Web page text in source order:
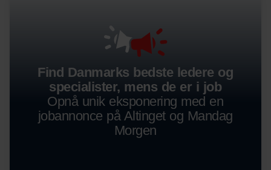
Find Danmarks bedste ledere og
specialister, mens de er i job
Opnå unik eksponering med en
jobannonce på Altinget og Mandag
Morgen